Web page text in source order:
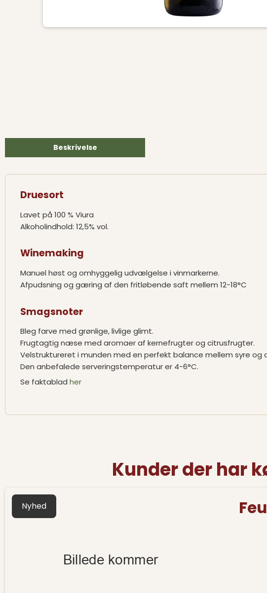
Beskrivelse
Druesort
Lavet på 100 % Viura
Alkoholindhold: 12,5% vol.
Winemaking
Manuel høst og omhyggelig udvælgelse i vinmarkerne.
Afpudsning og gæring af den fritløbende saft mellem 12-18°C
Smagsnoter
Bleg farve med grønlige, livlige glimt.
Frugtagtig næse med aromaer af kernefrugter og citrusfrugter.
Velstruktureret i munden med en perfekt balance mellem syre og
Den anbefalede serveringstemperatur er 4-6°C.
Se faktablad her
Kunder der har
Nyhed